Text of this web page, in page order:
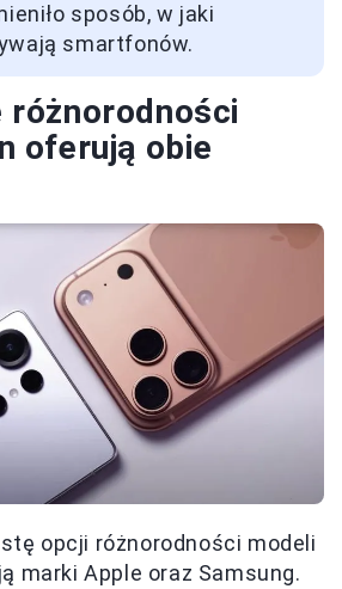
sposób, w jaki
smartfonów.
różnorodności
oferują obie
opcji różnorodności modeli
marki Apple oraz Samsung.